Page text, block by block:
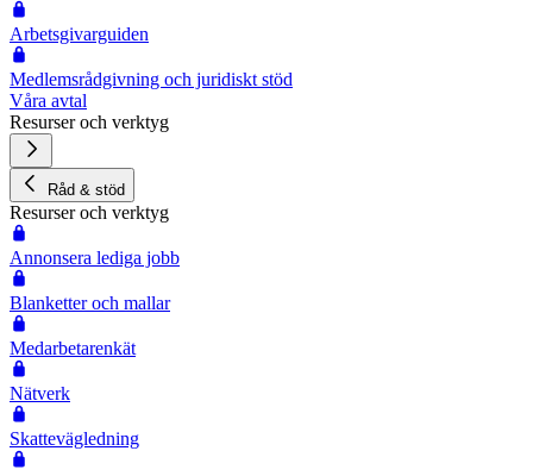
Arbetsgivarguiden
Medlemsrådgivning och juridiskt stöd
Våra avtal
Resurser och verktyg
Råd & stöd
Resurser och verktyg
Annonsera lediga jobb
Blanketter och mallar
Medarbetarenkät
Nätverk
Skattevägledning